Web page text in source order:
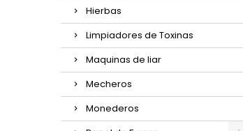
Hierbas
Limpiadores de Toxinas
Maquinas de liar
Mecheros
Monederos